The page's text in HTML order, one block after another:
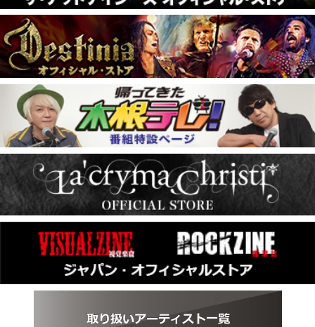
発売決定 [2026.5.15] Anthrax
ライヴ・イベ
ント
[2026.5.13] Beast In Black, Majestica, 高梨康治
発売決定 [2026.5.12] The Damned
ＴＶ OA情報 [2026.5.11] 放送決定
発売決定 [2026.5.8] Cyhra
本日発売 [2026.5.8] Sacrosanct,Saber
ＴＶ OA情報 [2026.5.7] 放送決定
[2026.5.1] Terra Atlantica